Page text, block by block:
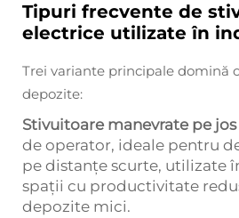
Tipuri frecvente de
electrice utilizate în
Trei variante principale domină
depozite:
Stivuitoare manevrate pe jos
de operator, ideale pentru
pe distanțe scurte, utilizate
spații cu productivitate
depozite mici.